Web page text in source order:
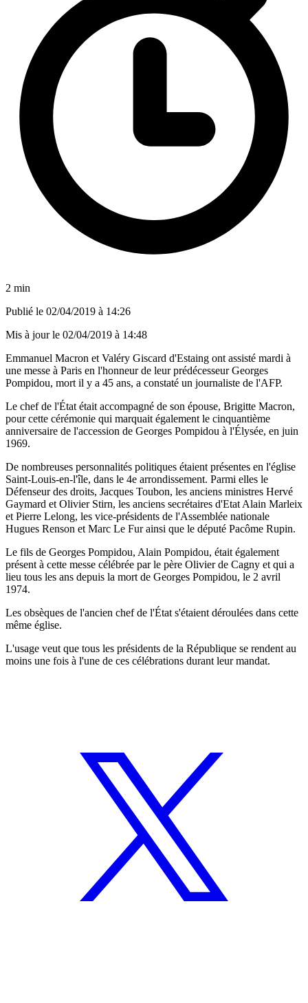
2 min
Publié le 02/04/2019 à 14:26
Mis à jour le 02/04/2019 à 14:48
Emmanuel Macron et Valéry Giscard d'Estaing ont assisté mardi à
une messe à Paris en l'honneur de leur prédécesseur Georges
Pompidou, mort il y a 45 ans, a constaté un journaliste de l'AFP.
Le chef de l'État était accompagné de son épouse, Brigitte Macron,
pour cette cérémonie qui marquait également le cinquantième
anniversaire de l'accession de Georges Pompidou à l'Élysée, en juin
1969.
De nombreuses personnalités politiques étaient présentes en l'église
Saint-Louis-en-l'île, dans le 4e arrondissement. Parmi elles le
Défenseur des droits, Jacques Toubon, les anciens ministres Hervé
Gaymard et Olivier Stirn, les anciens secrétaires d'Etat Alain Marleix
et Pierre Lelong, les vice-présidents de l'Assemblée nationale
Hugues Renson et Marc Le Fur ainsi que le député Pacôme Rupin.
Le fils de Georges Pompidou, Alain Pompidou, était également
présent à cette messe célébrée par le père Olivier de Cagny et qui a
lieu tous les ans depuis la mort de Georges Pompidou, le 2 avril
1974.
Les obsèques de l'ancien chef de l'État s'étaient déroulées dans cette
même église.
L'usage veut que tous les présidents de la République se rendent au
moins une fois à l'une de ces célébrations durant leur mandat.